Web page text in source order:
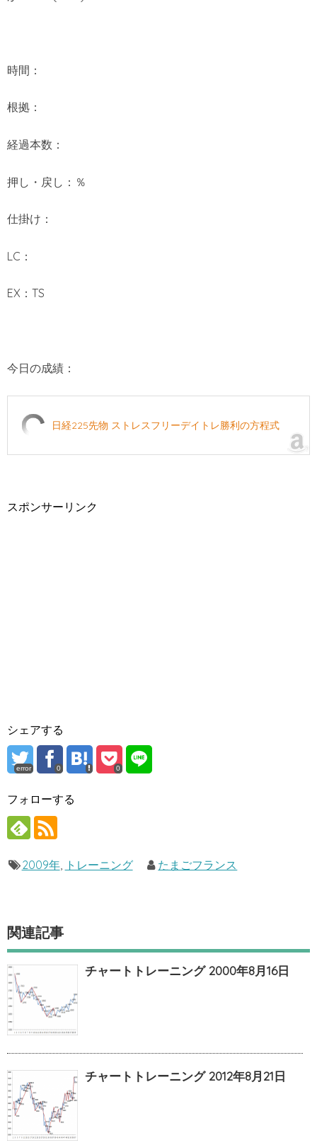
時間：
根拠：
経過本数：
押し・戻し：％
仕掛け：
LC：
EX：TS
今日の成績：
日経225先物 ストレスフリーデイトレ勝利の方程式
スポンサーリンク
シェアする
error 0 0
フォローする
2009年, トレーニング たまごフランス
関連記事
チャートトレーニング 2000年8月16日
チャートトレーニング 2012年8月21日